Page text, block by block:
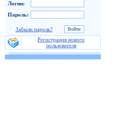
Логин:
Пароль:
Забыли пароль?
Регистрация нового
пользователя